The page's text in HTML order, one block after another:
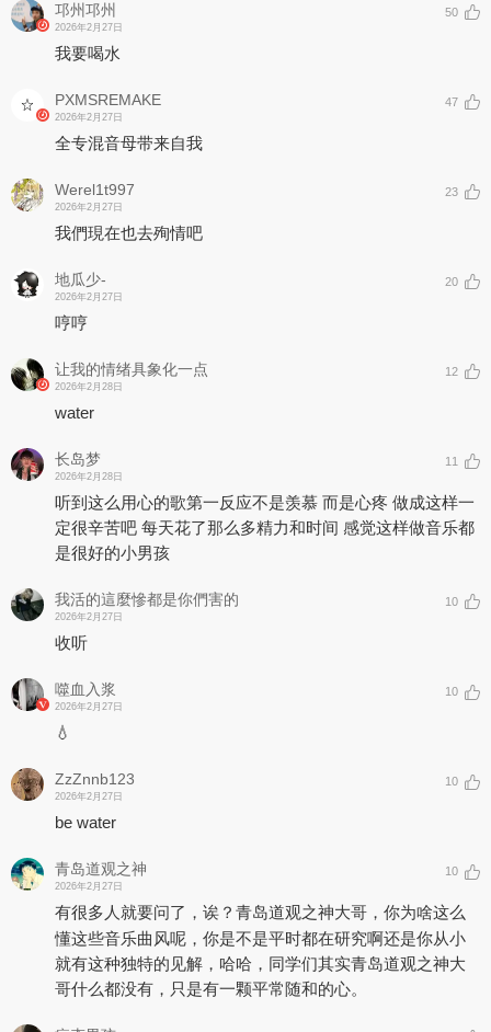
邛州邛州
2026年2月27日
50
我要喝水
PXMSREMAKE
2026年2月27日
47
全专混音母带来自我
Werel1t997
2026年2月27日
23
我們現在也去殉情吧
地瓜少-
2026年2月27日
20
哼哼
让我的情绪具象化一点
2026年2月28日
12
water
长岛梦
2026年2月28日
11
听到这么用心的歌第一反应不是羡慕 而是心疼 做成这样一
定很辛苦吧 每天花了那么多精力和时间 感觉这样做音乐都
是很好的小男孩
我活的這麼慘都是你們害的
2026年2月27日
10
收听
噬血入浆
2026年2月27日
10
💧
ZzZnnb123
2026年2月27日
10
be water
青岛道观之神
2026年2月27日
10
有很多人就要问了，诶？青岛道观之神大哥，你为啥这么
懂这些音乐曲风呢，你是不是平时都在研究啊还是你从小
就有这种独特的见解，哈哈，同学们其实青岛道观之神大
哥什么都没有，只是有一颗平常随和的心。